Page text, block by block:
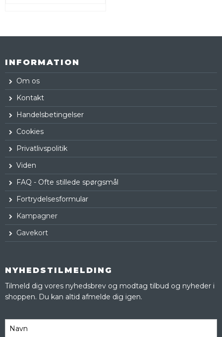
INFORMATION
Om os
Kontakt
Handelsbetingelser
Cookies
Privatlivspolitik
Viden
FAQ - Ofte stillede spørgsmål
Fortrydelsesformular
Kampagner
Gavekort
NYHEDSTILMELDING
Tilmeld dig vores nyhedsbrev og modtag tilbud og nyheder i
shoppen. Du kan altid afmelde dig igen.